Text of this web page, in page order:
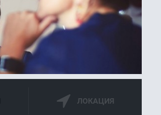
ЛОКАЦИЯ